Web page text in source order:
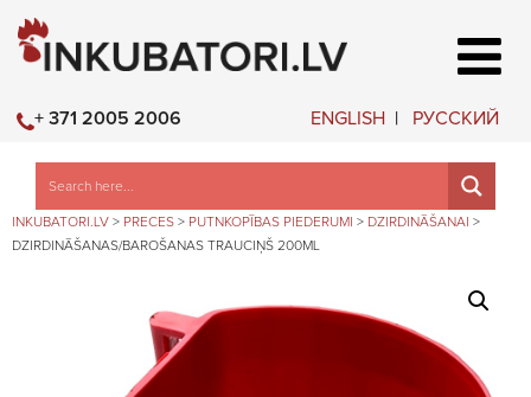
ENGLISH РУССКИЙ
+ 371 2005 2006
INKUBATORI.LV > PRECES > PUTNKOPĪBAS PIEDERUMI > DZIRDINĀŠANAI >
DZIRDINĀŠANAS/BAROŠANAS TRAUCIŅŠ 200ML